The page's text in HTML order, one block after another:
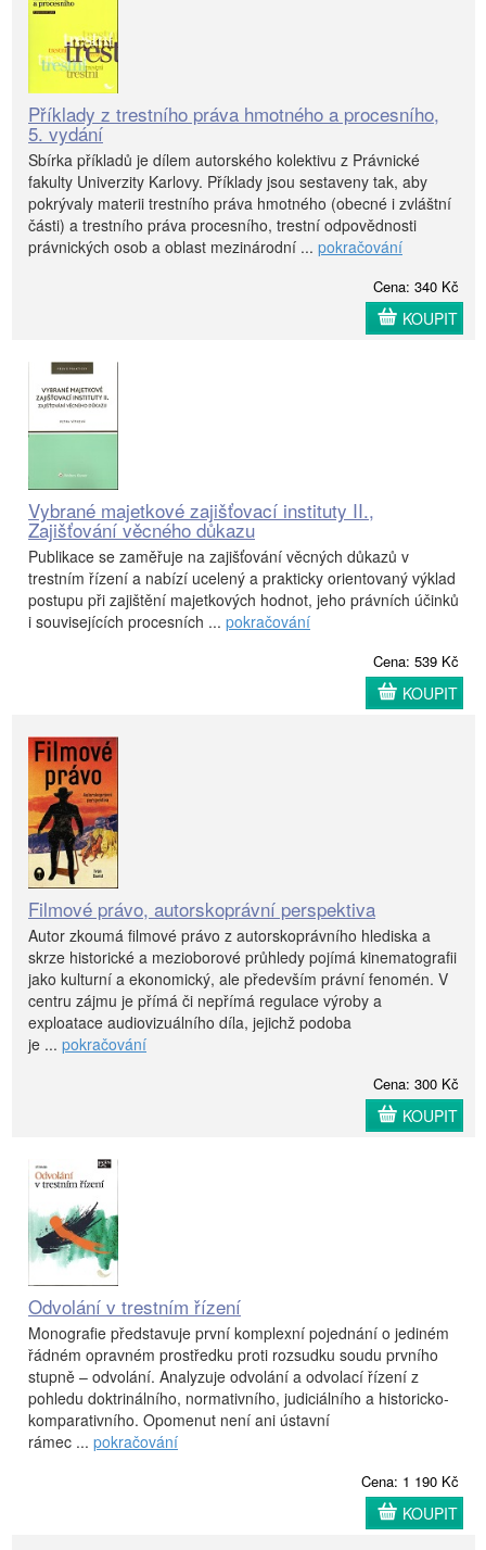
Příklady z trestního práva hmotného a procesního,
5. vydání
Sbírka příkladů je dílem autorského kolektivu z Právnické
fakulty Univerzity Karlovy. Příklady jsou sestaveny tak, aby
pokrývaly materii trestního práva hmotného (obecné i zvláštní
části) a trestního práva procesního, trestní odpovědnosti
právnických osob a oblast mezinárodní ... pokračování
Cena: 340 Kč
KOUPIT
Vybrané majetkové zajišťovací instituty II.,
Zajišťování věcného důkazu
Publikace se zaměřuje na zajišťování věcných důkazů v
trestním řízení a nabízí ucelený a prakticky orientovaný výklad
postupu při zajištění majetkových hodnot, jeho právních účinků
i souvisejících procesních ... pokračování
Cena: 539 Kč
KOUPIT
Filmové právo, autorskoprávní perspektiva
Autor zkoumá filmové právo z autorskoprávního hlediska a
skrze historické a mezioborové průhledy pojímá kinematografii
jako kulturní a ekonomický, ale především právní fenomén. V
centru zájmu je přímá či nepřímá regulace výroby a
exploatace audiovizuálního díla, jejichž podoba
je ... pokračování
Cena: 300 Kč
KOUPIT
Odvolání v trestním řízení
Monografie představuje první komplexní pojednání o jediném
řádném opravném prostředku proti rozsudku soudu prvního
stupně – odvolání. Analyzuje odvolání a odvolací řízení z
pohledu doktrinálního, normativního, judiciálního a historicko-
komparativního. Opomenut není ani ústavní
rámec ... pokračování
Cena: 1 190 Kč
KOUPIT